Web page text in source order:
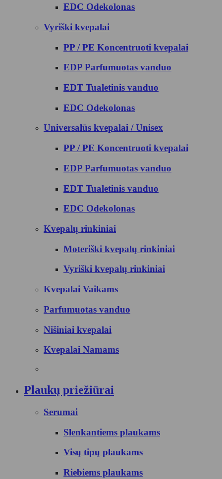
EDC Odekolonas
Vyriški kvepalai
PP / PE Koncentruoti kvepalai
EDP Parfumuotas vanduo
EDT Tualetinis vanduo
EDC Odekolonas
Universalūs kvepalai / Unisex
PP / PE Koncentruoti kvepalai
EDP Parfumuotas vanduo
EDT Tualetinis vanduo
EDC Odekolonas
Kvepalų rinkiniai
Moteriški kvepalų rinkiniai
Vyriški kvepalų rinkiniai
Kvepalai Vaikams
Parfumuotas vanduo
Nišiniai kvepalai
Kvepalai Namams
Plaukų priežiūrai
Serumai
Slenkantiems plaukams
Visų tipų plaukams
Riebiems plaukams